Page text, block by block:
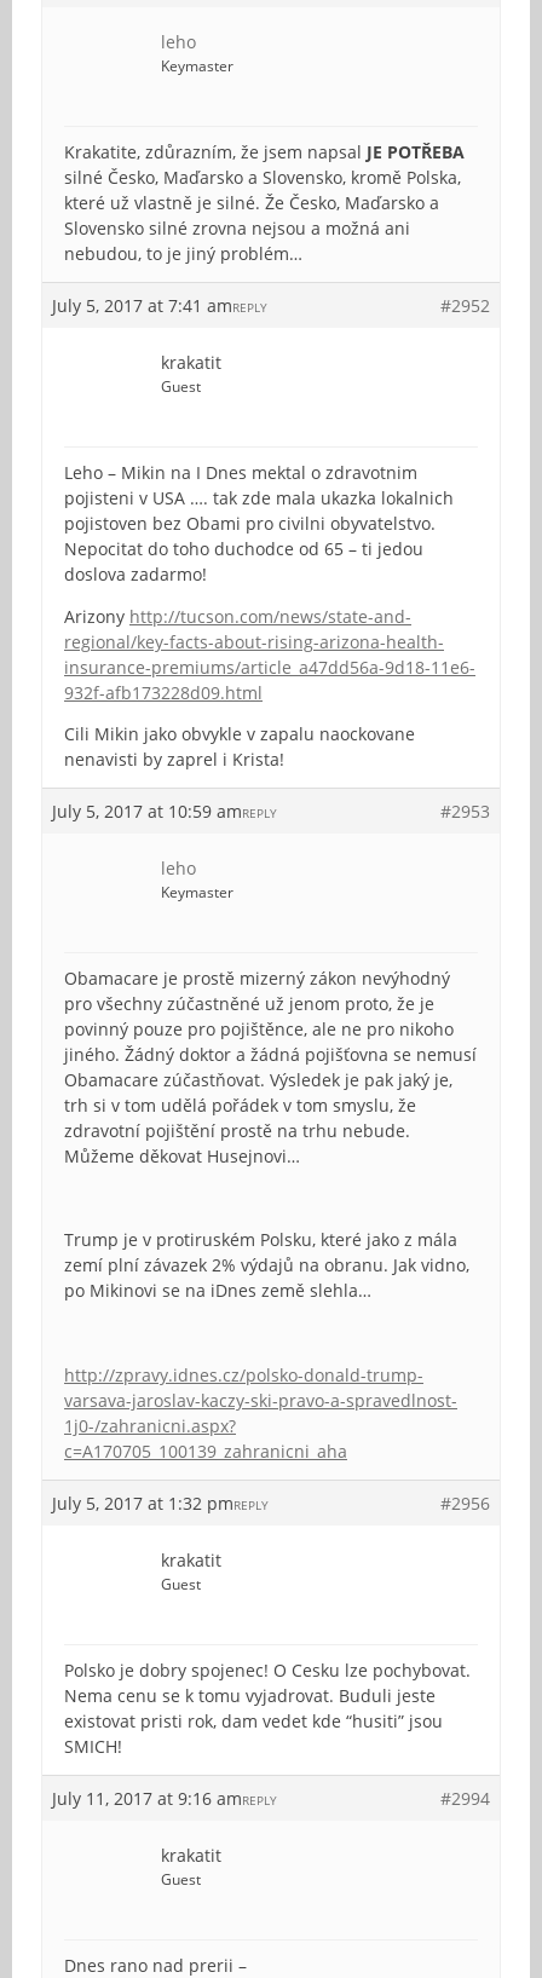
leho
Keymaster
Krakatite, zdůrazním, že jsem napsal JE POTŘEBA
silné Česko, Maďarsko a Slovensko, kromě Polska,
které už vlastně je silné. Že Česko, Maďarsko a
Slovensko silné zrovna nejsou a možná ani
nebudou, to je jiný problém…
July 5, 2017 at 7:41 am #2952
REPLY
krakatit
Guest
Leho – Mikin na I Dnes mektal o zdravotnim
pojisteni v USA …. tak zde mala ukazka lokalnich
pojistoven bez Obami pro civilni obyvatelstvo.
Nepocitat do toho duchodce od 65 – ti jedou
doslova zadarmo!
Arizony http://tucson.com/news/state-and-
regional/key-facts-about-rising-arizona-health-
insurance-premiums/article_a47dd56a-9d18-11e6-
932f-afb173228d09.html
Cili Mikin jako obvykle v zapalu naockovane
nenavisti by zaprel i Krista!
July 5, 2017 at 10:59 am #2953
REPLY
leho
Keymaster
Obamacare je prostě mizerný zákon nevýhodný
pro všechny zúčastněné už jenom proto, že je
povinný pouze pro pojištěnce, ale ne pro nikoho
jiného. Žádný doktor a žádná pojišťovna se nemusí
Obamacare zúčastňovat. Výsledek je pak jaký je,
trh si v tom udělá pořádek v tom smyslu, že
zdravotní pojištění prostě na trhu nebude.
Můžeme děkovat Husejnovi…
Trump je v protiruském Polsku, které jako z mála
zemí plní závazek 2% výdajů na obranu. Jak vidno,
po Mikinovi se na iDnes země slehla…
http://zpravy.idnes.cz/polsko-donald-trump-
varsava-jaroslav-kaczy-ski-pravo-a-spravedlnost-
1j0-/zahranicni.aspx?
c=A170705_100139_zahranicni_aha
July 5, 2017 at 1:32 pm #2956
REPLY
krakatit
Guest
Polsko je dobry spojenec! O Cesku lze pochybovat.
Nema cenu se k tomu vyjadrovat. Buduli jeste
existovat pristi rok, dam vedet kde “husiti” jsou
SMICH!
July 11, 2017 at 9:16 am #2994
REPLY
krakatit
Guest
Dnes rano nad prerii –